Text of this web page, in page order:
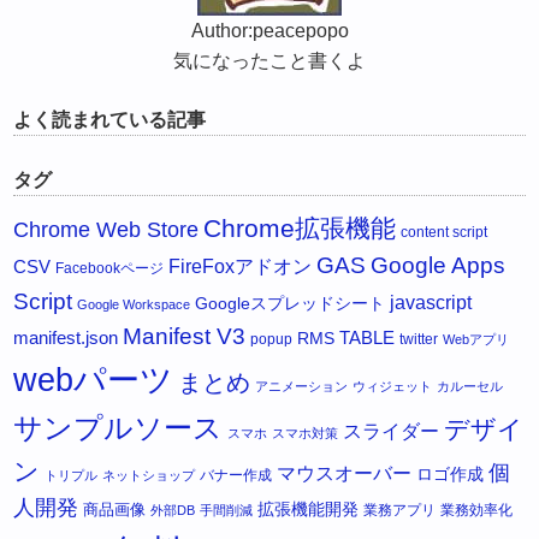
Author:peacepopo
気になったこと書くよ
よく読まれている記事
タグ
Chrome Web Store Chrome拡張機能 content script
CSV Facebookページ FireFoxアドオン GAS Google Apps
Script Google Workspace Googleスプレッドシート javascript
manifest.json Manifest V3 popup RMS TABLE twitter Webアプリ
webパーツ まとめ アニメーション ウィジェット カルーセル
サンプルソース スマホ スマホ対策 スライダー デザイ
ン
トリプル ネットショップ バナー作成 マウスオーバー ロゴ作成 個
人開発 商品画像 外部DB 手間削減 拡張機能開発 業務アプリ 業務効率化